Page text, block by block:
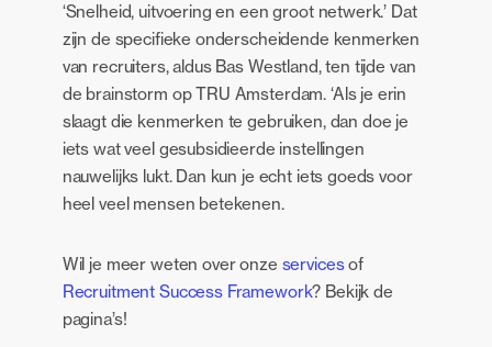
‘Snelheid, uitvoering en een groot netwerk.’ Dat
zijn de specifieke onderscheidende kenmerken
van recruiters, aldus Bas Westland, ten tijde van
de brainstorm op TRU Amsterdam. ‘Als je erin
slaagt die kenmerken te gebruiken, dan doe je
iets wat veel gesubsidieerde instellingen
nauwelijks lukt. Dan kun je echt iets goeds voor
heel veel mensen betekenen.
Wil je meer weten over onze servicesof
Recruitment Success Framework? Bekijk de
pagina’s!